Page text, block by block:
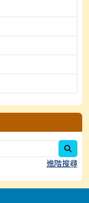
進階搜尋